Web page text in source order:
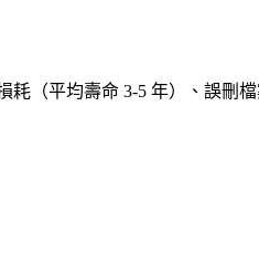
（平均壽命 3-5 年）、誤刪